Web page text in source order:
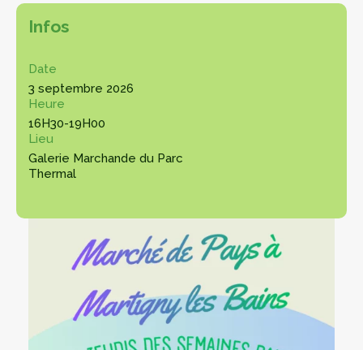
Infos
Date
3 septembre 2026
Heure
16H30-19H00
Lieu
Galerie Marchande du Parc
Thermal